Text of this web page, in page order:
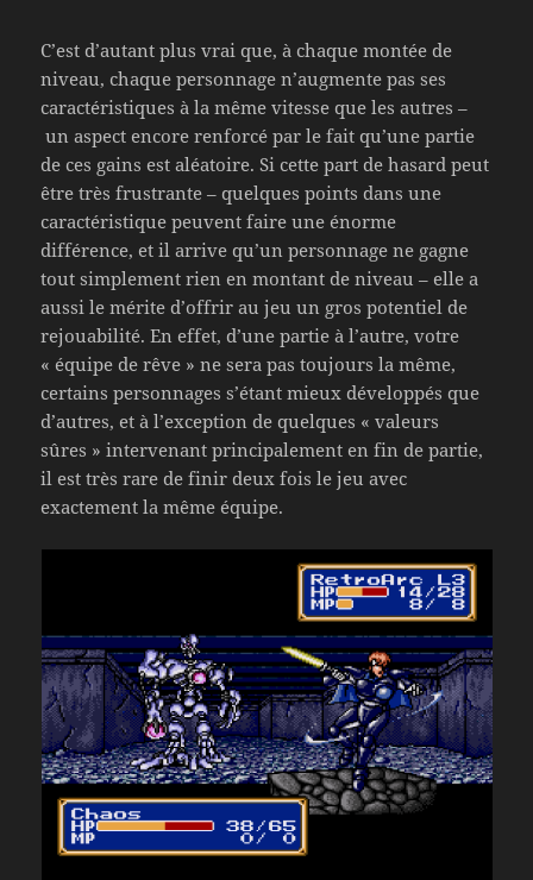
C’est d’autant plus vrai que, à chaque montée de
niveau, chaque personnage n’augmente pas ses
caractéristiques à la même vitesse que les autres –
un aspect encore renforcé par le fait qu’une partie
de ces gains est aléatoire. Si cette part de hasard peut
être très frustrante – quelques points dans une
caractéristique peuvent faire une énorme
différence, et il arrive qu’un personnage ne gagne
tout simplement rien en montant de niveau – elle a
aussi le mérite d’offrir au jeu un gros potentiel de
rejouabilité. En effet, d’une partie à l’autre, votre
« équipe de rêve » ne sera pas toujours la même,
certains personnages s’étant mieux développés que
d’autres, et à l’exception de quelques « valeurs
sûres » intervenant principalement en fin de partie,
il est très rare de finir deux fois le jeu avec
exactement la même équipe.